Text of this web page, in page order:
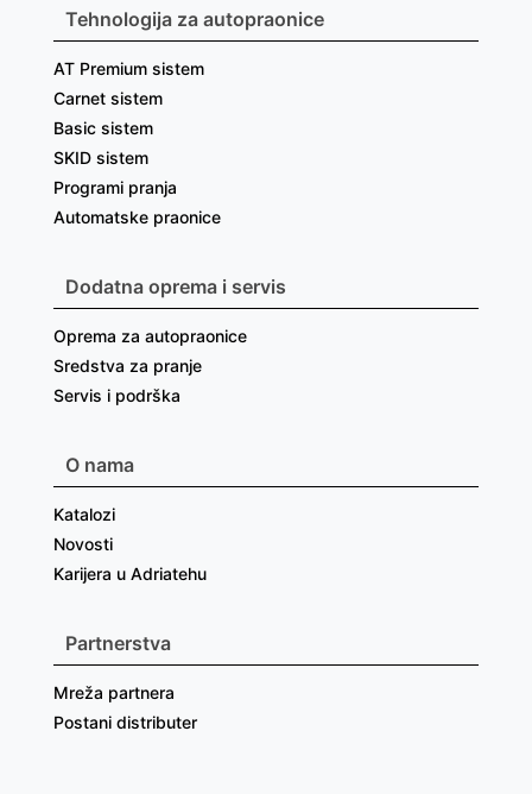
Tehnologija za autopraonice
AT Premium sistem
Carnet sistem
Basic sistem
SKID sistem
Programi pranja
Automatske praonice
Dodatna oprema i servis
Oprema za autopraonice
Sredstva za pranje
Servis i podrška
O nama
Katalozi
Novosti
Karijera u Adriatehu
Partnerstva
Mreža partnera
Postani distributer